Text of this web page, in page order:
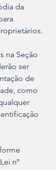
da
na Seção
ser
de
como
nº